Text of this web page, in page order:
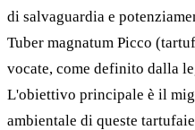
di salvaguardia e
Tuber magnatum Picco
vocate, come definito dalla
L'obiettivo principale è il
ambientale di queste